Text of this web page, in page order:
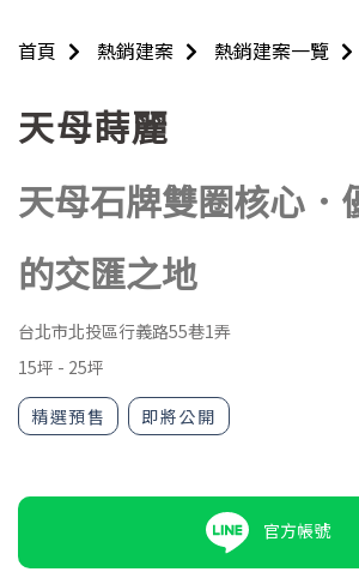
首頁 熱銷建案 熱銷建案一覽
天母蒔麗
天母石牌雙圈核心．
的交匯之地
台北市北投區行義路55巷1弄
15坪 - 25坪
精選預售 即將公開
官方帳號